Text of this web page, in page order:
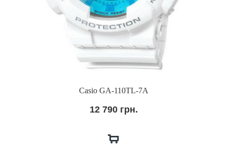
Casio GA-110TL-7A
12 790 грн.